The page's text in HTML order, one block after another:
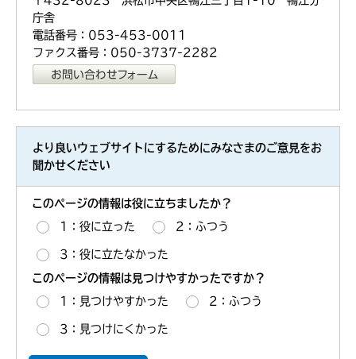
庁舎
電話番号：053-453-0011
ファクス番号：050-3737-2282
より良いウェブサイトにするためにみなさまのご意見をお
聞かせください
このページの情報は役に立ちましたか？
1：役に立った 2：ふつう
3：役に立たなかった
このページの情報は見つけやすかったですか？
1：見つけやすかった 2：ふつう
3：見つけにくかった